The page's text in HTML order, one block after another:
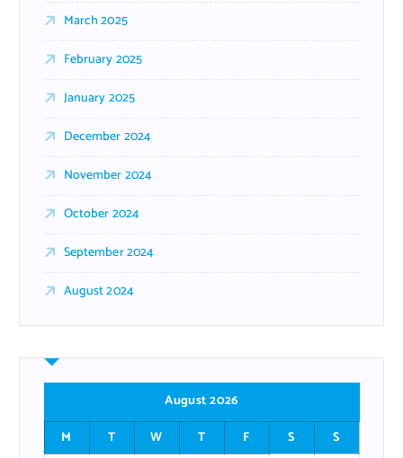
March 2025
February 2025
January 2025
December 2024
November 2024
October 2024
September 2024
August 2024
August 2026
M
T W T F S
S